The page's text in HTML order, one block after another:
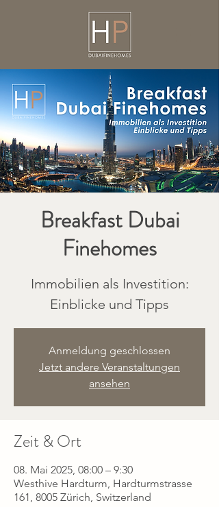
Breakfast Dubai
Finehomes
Immobilien als Investition:
Einblicke und Tipps
Anmeldung geschlossen
Jetzt andere Veranstaltungen
ansehen
Zeit & Ort
08. Mai 2025, 08:00 – 9:30
Westhive Hardturm, Hardturmstrasse
161, 8005 Zürich, Switzerland